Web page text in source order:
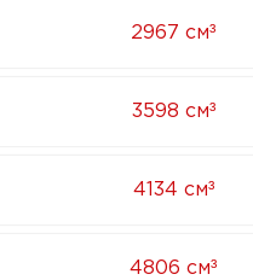
2967 см³
3598 см³
4134 см³
4806 см³